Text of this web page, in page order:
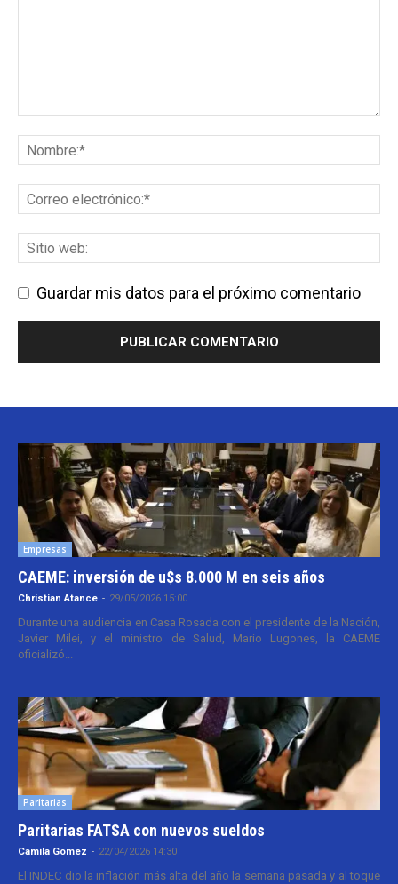
Guardar mis datos para el próximo comentario
Empresas
CAEME: inversión de u$s 8.000 M en seis años
Christian Atance - 29/05/2026 15:00
Durante una audiencia en Casa Rosada con el presidente de la Nación,
Javier Milei, y el ministro de Salud, Mario Lugones, la CAEME
oficializó...
Paritarias
Paritarias FATSA con nuevos sueldos
Camila Gomez - 22/04/2026 14:30
El INDEC dio la inflación más alta del año la semana pasada y al toque